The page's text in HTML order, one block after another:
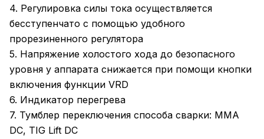
4. Регулировка силы тока осуществляется
бесступенчато с помощью удобного
прорезиненного регулятора
5. Напряжение холостого хода до безопасного
уровня у аппарата снижается при помощи кнопки
включения функции VRD
6. Индикатор перегрева
7. Тумблер переключения способа сварки: ММА
DC, TIG Lift DC